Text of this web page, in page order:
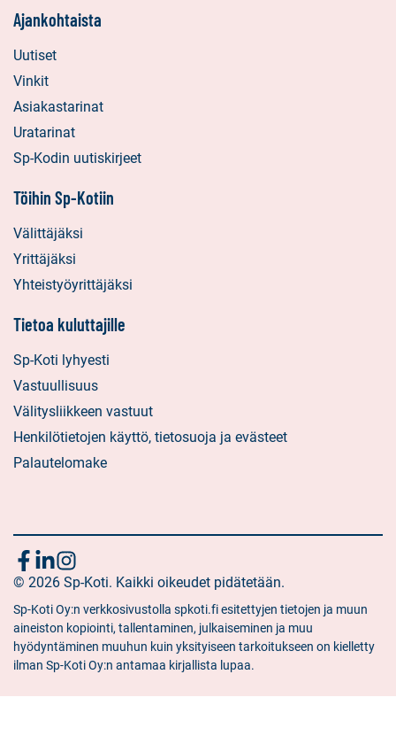
Ajankohtaista
Uutiset
Vinkit
Asiakastarinat
Uratarinat
Sp-Kodin uutiskirjeet
Töihin Sp-Kotiin
Välittäjäksi
Yrittäjäksi
Yhteistyöyrittäjäksi
Tietoa kuluttajille
Sp-Koti lyhyesti
Vastuullisuus
Välitysliikkeen vastuut
Henkilötietojen käyttö, tietosuoja ja evästeet
Palautelomake
Seuraa
meitä
Sosiaalinen
media:
facebook
Sosiaalinen
media:
linkedin
Sosiaalinen
media:
instagram
© 2026 Sp-Koti. Kaikki oikeudet pidätetään.
Sp-Koti Oy:n verkkosivustolla spkoti.fi esitettyjen tietojen ja muun
aineiston kopiointi, tallentaminen, julkaiseminen ja muu
hyödyntäminen muuhun kuin yksityiseen tarkoitukseen on kielletty
ilman Sp-Koti Oy:n antamaa kirjallista lupaa.